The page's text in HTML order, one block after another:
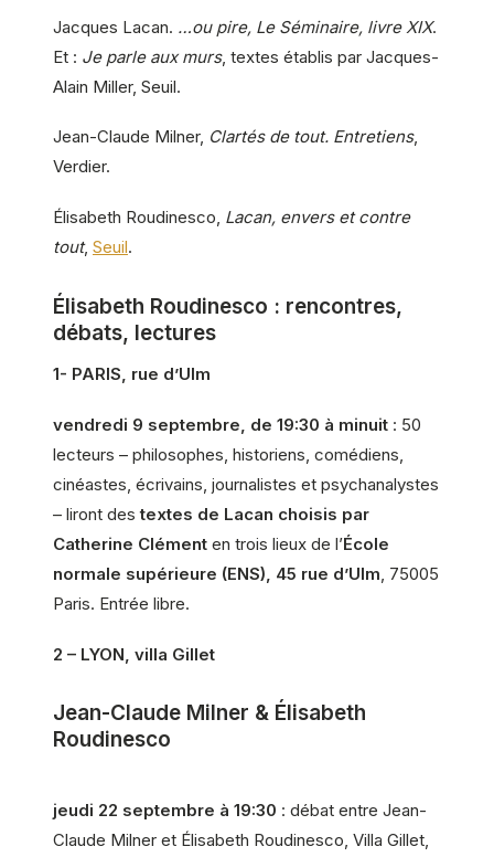
Jacques Lacan. …ou pire, Le Séminaire, livre XIX.
Et : Je parle aux murs, textes établis par Jacques-
Alain Miller, Seuil.
Jean-Claude Milner, Clartés de tout. Entretiens,
Verdier.
Élisabeth Roudinesco, Lacan, envers et contre
tout, Seuil.
Élisabeth Roudinesco : rencontres,
débats, lectures
1- PARIS, rue d’Ulm
vendredi 9 septembre, de 19:30 à minuit : 50
lecteurs – philosophes, historiens, comédiens,
cinéastes, écrivains, journalistes et psychanalystes
– liront destextes de Lacan choisis par
Catherine Clément en trois lieux de l’École
normale supérieure (ENS), 45 rue d’Ulm, 75005
Paris. Entrée libre.
2 – LYON, villa Gillet
Jean-Claude Milner & Élisabeth
Roudinesco
jeudi 22 septembre à 19:30 : débat entre Jean-
Claude Milner et Élisabeth Roudinesco, Villa Gillet,